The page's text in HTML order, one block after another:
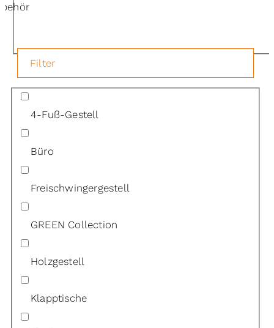
Filter
4-Fuß-Gestell
Büro
Freischwingergestell
GREEN Collection
Holzgestell
Klapptische